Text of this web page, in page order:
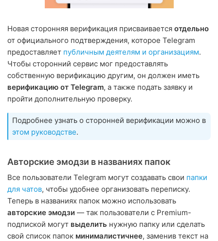
Новая сторонняя верификация присваивается отдельно
от официального подтверждения, которое Telegram
предоставляет публичным деятелям и организациям.
Чтобы сторонний сервис мог предоставлять
собственную верификацию другим, он должен иметь
верификацию от Telegram, а также подать заявку и
пройти дополнительную проверку.
Подробнее узнать о сторонней верификации можно в
этом руководстве.
Авторские эмодзи в названиях папок
Все пользователи Telegram могут создавать свои папки
для чатов, чтобы удобнее организовать переписку.
Теперь в названиях папок можно использовать
авторские эмодзи — так пользователи с Premium-
подпиской могут выделить нужную папку или сделать
свой список папок минималистичнее, заменив текст на